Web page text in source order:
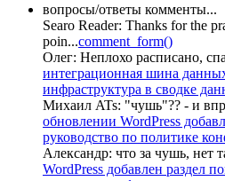
вопросы/ответы комменты...
Searo Reader: Thanks for the
poin...comment_form()
Олег: Неплохо расписано,
интеграционная шина
инфраструктура в сводке
Михаил ATs: "чушь"?? - и
обновлении WordPress
руководство по политике
Александр: что за чушь, нет
WordPress добавлен раздел